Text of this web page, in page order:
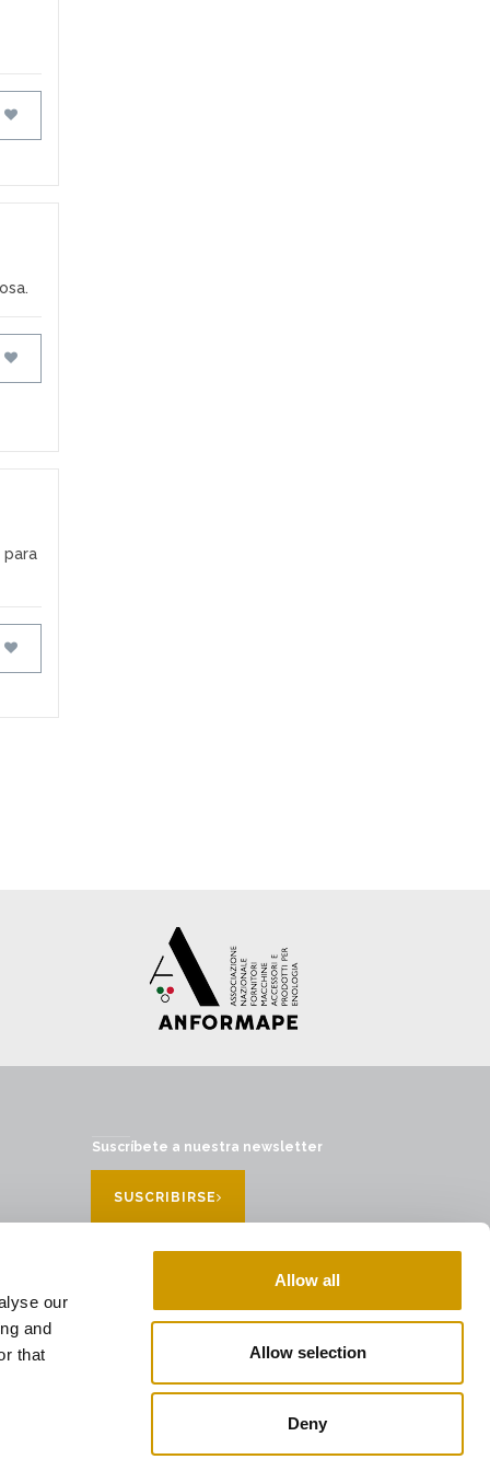
our
and
that
Allow all
Allow selection
Deny
FAVORITOS
FAVORITOS
para
FAVORITOS
Suscríbete a nuestra newsletter
SUSCRIBIRSE